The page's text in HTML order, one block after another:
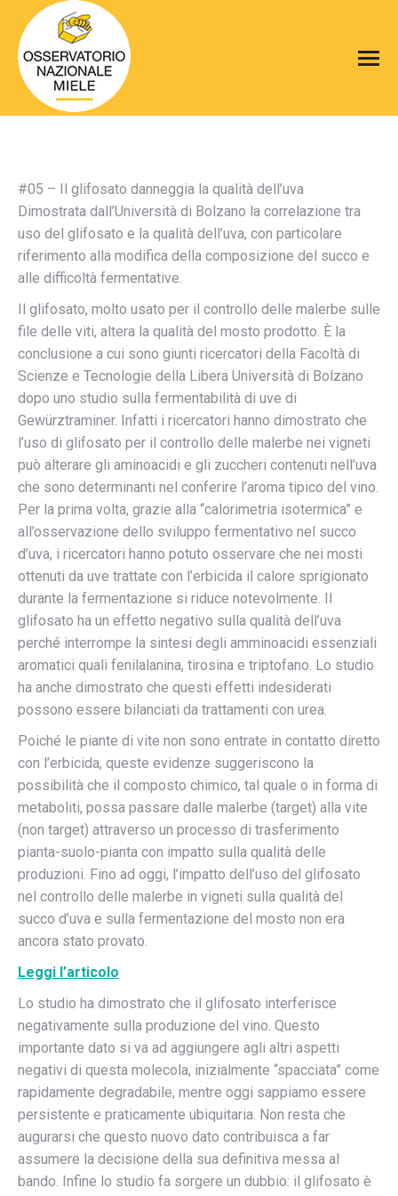
#05 – Il glifosato danneggia la qualità dell’uva
Dimostrata dall’Università di Bolzano la correlazione tra
uso del glifosato e la qualità dell’uva, con particolare
riferimento alla modifica della composizione del succo e
alle difficoltà fermentative.
Il glifosato, molto usato per il controllo delle malerbe sulle
file delle viti, altera la qualità del mosto prodotto. È la
conclusione a cui sono giunti ricercatori della Facoltà di
Scienze e Tecnologie della Libera Università di Bolzano
dopo uno studio sulla fermentabilità di uve di
Gewürztraminer. Infatti i ricercatori hanno dimostrato che
l’uso di glifosato per il controllo delle malerbe nei vigneti
può alterare gli aminoacidi e gli zuccheri contenuti nell’uva
che sono determinanti nel conferire l’aroma tipico del vino.
Per la prima volta, grazie alla “calorimetria isotermica” e
all’osservazione dello sviluppo fermentativo nel succo
d’uva, i ricercatori hanno potuto osservare che nei mosti
ottenuti da uve trattate con l’erbicida il calore sprigionato
durante la fermentazione si riduce notevolmente. Il
glifosato ha un effetto negativo sulla qualità dell’uva
perché interrompe la sintesi degli amminoacidi essenziali
aromatici quali fenilalanina, tirosina e triptofano. Lo studio
ha anche dimostrato che questi effetti indesiderati
possono essere bilanciati da trattamenti con urea.
Poiché le piante di vite non sono entrate in contatto diretto
con l’erbicida, queste evidenze suggeriscono la
possibilità che il composto chimico, tal quale o in forma di
metaboliti, possa passare dalle malerbe (target) alla vite
(non target) attraverso un processo di trasferimento
pianta-suolo-pianta con impatto sulla qualità delle
produzioni. Fino ad oggi, l’impatto dell’uso del glifosato
nel controllo delle malerbe in vigneti sulla qualità del
succo d’uva e sulla fermentazione del mosto non era
ancora stato provato.
Leggi l’articolo
Lo studio ha dimostrato che il glifosato interferisce
negativamente sulla produzione del vino. Questo
importante dato si va ad aggiungere agli altri aspetti
negativi di questa molecola, inizialmente “spacciata” come
rapidamente degradabile, mentre oggi sappiamo essere
persistente e praticamente ubiquitaria. Non resta che
augurarsi che questo nuovo dato contribuisca a far
assumere la decisione della sua definitiva messa al
bando. Infine lo studio fa sorgere un dubbio: il glifosato è